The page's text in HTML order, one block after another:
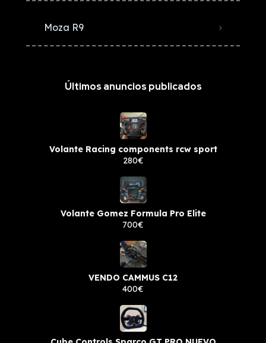
Moza R9
Últimos anuncios publicados
Volante Racing components rcw sport
280€
Volante Gomez Formula Pro Elite
700€
VENDO CAMMUS C12
400€